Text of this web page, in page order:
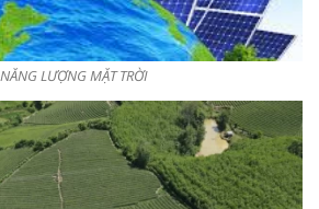
NĂNG LƯỢNG MẶT TRỜI